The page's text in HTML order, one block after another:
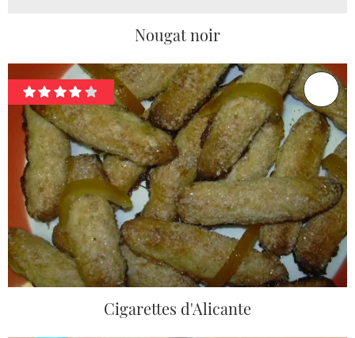
Nougat noir
Cigarettes d'Alicante